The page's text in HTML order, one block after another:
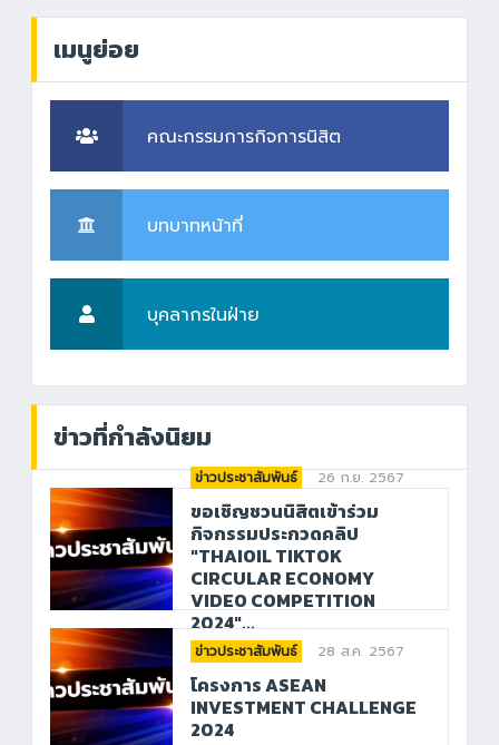
เมนูย่อย
คณะกรรมการกิจการนิสิต
บทบาทหน้าที่
บุคลากรในฝ่าย
ข่าวที่กำลังนิยม
ข่าวประชาสัมพันธ์ 26 ก.ย. 2567
ขอเชิญชวนนิสิตเข้าร่วม
กิจกรรมประกวดคลิป
"THAIOIL TIKTOK
CIRCULAR ECONOMY
VIDEO COMPETITION
2024"...
ข่าวประชาสัมพันธ์ 28 ส.ค. 2567
โครงการ ASEAN
INVESTMENT CHALLENGE
2024